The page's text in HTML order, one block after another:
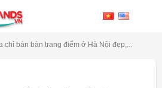
chỉ bán bàn trang điểm ở Hà Nội đẹp,...